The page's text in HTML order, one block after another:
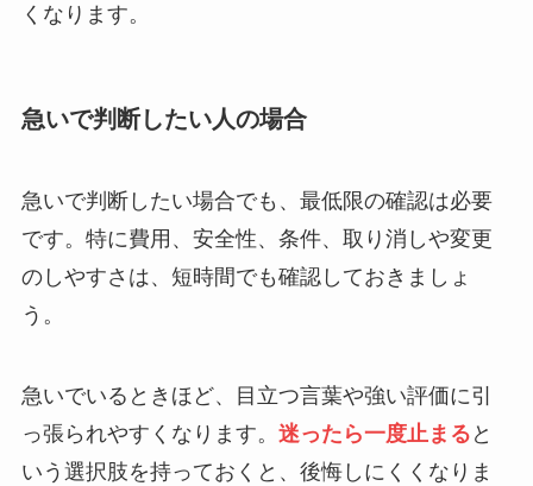
くなります。
急いで判断したい人の場合
急いで判断したい場合でも、最低限の確認は必要
です。特に費用、安全性、条件、取り消しや変更
のしやすさは、短時間でも確認しておきましょ
う。
急いでいるときほど、目立つ言葉や強い評価に引
っ張られやすくなります。 迷ったら一度止まる と
いう選択肢を持っておくと、後悔しにくくなりま